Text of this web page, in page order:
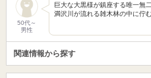
50代～
男性
巨大な大黒様が鎮座する唯一無
満沢川が流れる雑木林の中に佇
関連情報から探す